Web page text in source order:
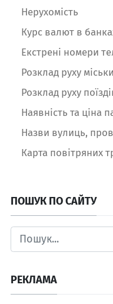
Нерухомість
Курс валют в
Екстрені номери
Розклад руху
Розклад руху
Наявність та ціна
Назви вулиць,
Карта повітряних
ПОШУК ПО САЙТУ
РЕКЛАМА